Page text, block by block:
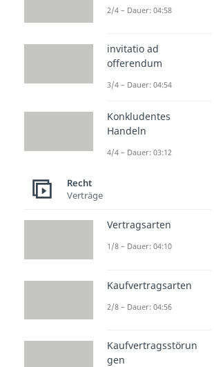
beschränkt.
Der 42-
spielsüchtig. Deshalb
partielle
ausgesprochen, wenn
Glücksspiel geht. In
Bereichen, zum
Lebensmittel-Einkauf,
ganz normal
Wer ist
Geschäftsunfähig sind
unter 7 Jahren
als
Geisteserkrankung
alle Lebensbereiche
Demenz, Alkohol-
2/4 – Dauer: 04:58
invitatio ad
offerendum
3/4 – Dauer: 04:54
Konkludentes
Handeln
4/4 – Dauer: 03:12
Recht
Verträge
Vertragsarten
1/8 – Dauer: 04:10
Kaufvertragsarten
2/8 – Dauer: 04:56
Kaufvertragsstörun
gen